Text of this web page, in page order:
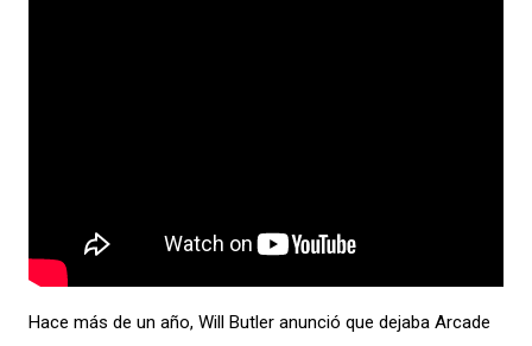
Hace más de un año, Will Butler anunció que dejaba Arcade